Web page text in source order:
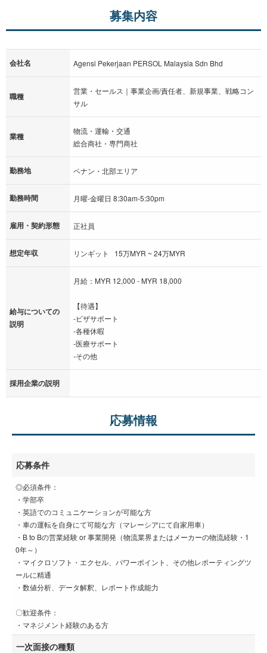
募集内容
会社名 Agensi Pekerjaan PERSOL Malaysia Sdn Bhd
職種
営業・セールス｜事業企画/責任者、新規事業、戦略コン
サル
業種
物流・運輸・交通
総合商社・専門商社
勤務地 ペナン・北部エリア
勤務時間 月曜-金曜日 8:30am-5:30pm
雇用・契約形態 正社員
想定年収 リンギット 15万MYR ~ 24万MYR
給与についての
説明
月給：MYR 12,000 - MYR 18,000
【待遇】
‐ビザサポート
‐各種休暇
‐医療サポート
‐その他
採用企業の説明
応募情報
応募条件
◎必須条件：
・学部卒
・英語でのコミュニケーションが可能な方
・車の運転を自身にて可能な方（マレーシアにて自家用車）
・B to Bの営業経験 or 事業開発（物流業界またはメーカーの物流経験・1
0年～）
・マイクロソフト・エクセル、パワーポイント、その他レポーティングツ
ールに精通
・数値分析、データ解釈、レポート作成能力
〇歓迎条件：
・マネジメント経験のある方
一次面接の種類